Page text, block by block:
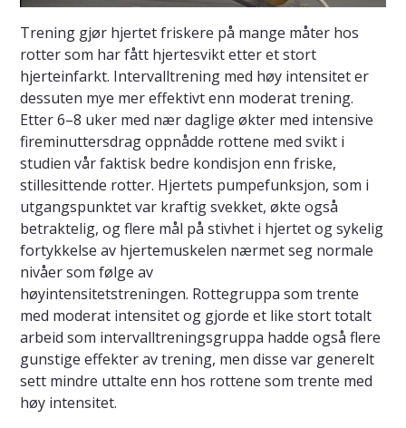
Trening gjør hjertet friskere på mange måter hos
rotter som har fått hjertesvikt etter et stort
hjerteinfarkt. Intervalltrening med høy intensitet er
dessuten mye mer effektivt enn moderat trening.
Etter 6–8 uker med nær daglige økter med intensive
fireminuttersdrag oppnådde rottene med svikt i
studien vår faktisk bedre kondisjon enn friske,
stillesittende rotter. Hjertets pumpefunksjon, som i
utgangspunktet var kraftig svekket, økte også
betraktelig, og flere mål på stivhet i hjertet og sykelig
fortykkelse av hjertemuskelen nærmet seg normale
nivåer som følge av
høyintensitetstreningen. Rottegruppa som trente
med moderat intensitet og gjorde et like stort totalt
arbeid som intervalltreningsgruppa hadde også flere
gunstige effekter av trening, men disse var generelt
sett mindre uttalte enn hos rottene som trente med
høy intensitet.